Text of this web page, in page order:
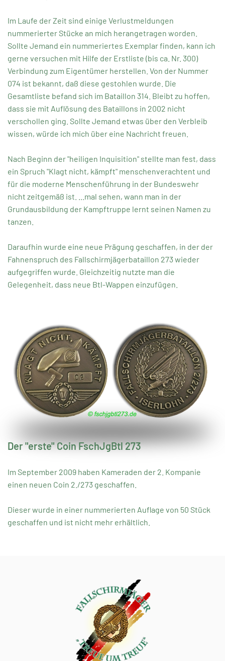
Im Laufe der Zeit sind einige Verlustmeldungen
nummerierter Stücke an mich herangetragen worden.
Sollte Jemand ein nummeriertes Exemplar finden, kann ich
gerne versuchen mit Hilfe der Erstliste (bis ca. Nr. 300)
Verbindung zum Eigentümer herstellen. Von der Nummer
074 ist bekannt, daß diese gestohlen wurde. Die
Gesamtliste befand sich im Bataillon 314. Bleibt zu hoffen,
dass sie mit Auflösung des Bataillons in 2002 nicht
verschollen ging. Sollte Jemand etwas über den Verbleib
wissen, würde ich mich über eine Nachricht freuen.
Nach Beginn der "heiligen Inquisition" stellte man fest, dass
ein Spruch "Klagt nicht, kämpft" menschenverachtent und
für die moderne Menschenführung in der Bundeswehr
nicht zeitgemäß ist. ...mal sehen, wann man in der
Grundausbildung der Kampftruppe lernt seinen Namen zu
tanzen.
Daraufhin wurde eine neue Prägung geschaffen, in der der
Fahnenspruch des Fallschirmjägerbataillon 273 wieder
aufgegriffen wurde. Gleichzeitig nutzte man die
Gelegenheit, dass neue Btl-Wappen einzufügen.
Der "erste" Coin FschJgBtl 273
Im September 2009 haben Kameraden der 2. Kompanie
einen neuen Coin 2./273 geschaffen.
Dieser wurde in einer nummerierten Auflage von 50 Stück
geschaffen und ist nicht mehr erhältlich.